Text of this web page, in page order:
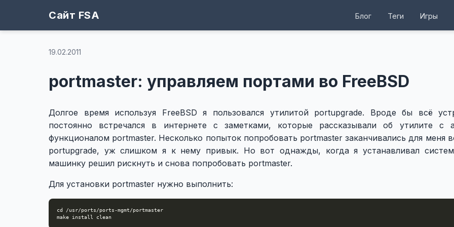
Сайт FSA Блог Теги Игры
19.02.2011
portmaster: управляем портами во FreeBSD
Долгое время используя FreeBSD я пользовался утилитой portupgrade. Вроде бы всё
постоянно встречался в интернете с заметками, которые рассказывали об утилите с
функционалом portmaster. Несколько попыток попробовать portmaster заканчивались для меня
portupgrade, уж слишком я к нему привык. Но вот однажды, когда я устанавливал
машинку решил рискнуть и снова попробовать portmaster.
Для установки portmaster нужно выполнить: